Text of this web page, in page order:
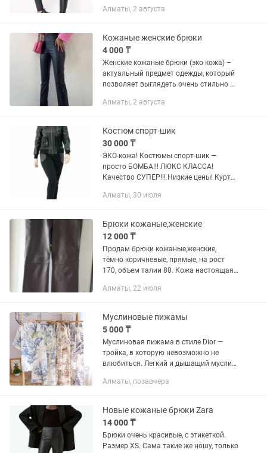
обувь. Цена: 4000 тенге Размер 48
Алматы, 2 августа
Кожаные женские брюки
4 000 ₸
Женские кожаные брюки (эко кожа) –
актуальный предмет одежды, который
позволяет выглядеть очень стильно и
уверенностью можно назвать одним
Алматы, 2 августа
Костюм спорт-шик
30 000 ₸
ЭКО-кожа! Костюмы спорт-шик —
просто БОМБА!!! ЛЮКС КЛАССА!
Качество СУПЕР!!! Низкие цены! Куртка
качества. Остались размеры 42,- 46, 48
Алматы, 30 июля
Брюки кожаные,женские
12 000 ₸
Продам брюки кожаные,женские,
тёмно коричневые, прямые, на рост
170, объем талии 88. Кожа настоящая,
держат форму. В отличном состоянии
Алматы, 22 июля
Муслиновые пижамы
5 000 ₸
Муслиновая пижама в стиле Dior —
тройка, в которую невозможно не
влюбиться. Легкий и дышащий муслин
Комплект включает брюки, шорты и
Алматы, позавчера
Новые кожаные брюки Zara
14 000 ₸
Брюки очень красивые, с этикеткой.
Размер XS. Сама такие же ношу, только